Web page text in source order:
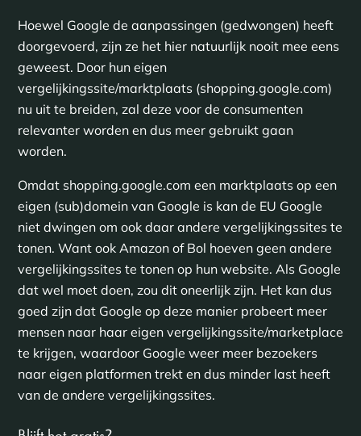
Hoewel Google de aanpassingen (gedwongen) heeft
doorgevoerd, zijn ze het hier natuurlijk nooit mee eens
geweest. Door hun eigen
vergelijkingssite/marktplaats (shopping.google.com)
nu uit te breiden, zal deze voor de consumenten
relevanter worden en dus meer gebruikt gaan
worden.
Omdat shopping.google.com een marktplaats op een
eigen (sub)domein van Google is kan de EU Google
niet dwingen om ook daar andere vergelijkingssites te
tonen. Want ook Amazon of Bol hoeven geen andere
vergelijkingssites te tonen op hun website. Als Google
dat wel moet doen, zou dit oneerlijk zijn. Het kan dus
goed zijn dat Google op deze manier probeert meer
mensen naar haar eigen vergelijkingssite/marketplace
te krijgen, waardoor Google weer meer bezoekers
naar eigen platformen trekt en dus minder last heeft
van de andere vergelijkingssites.